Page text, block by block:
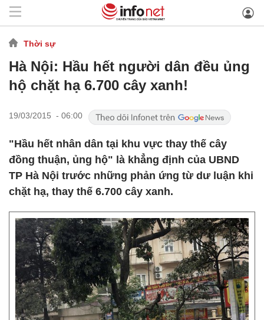
Thời sự
Hà Nội: Hầu hết người dân đều ủng
hộ chặt hạ 6.700 cây xanh!
19/03/2015 - 06:00
"Hầu hết nhân dân tại khu vực thay thế cây
đồng thuận, ủng hộ" là khẳng định của UBND
TP Hà Nội trước những phản ứng từ dư luận khi
chặt hạ, thay thế 6.700 cây xanh.